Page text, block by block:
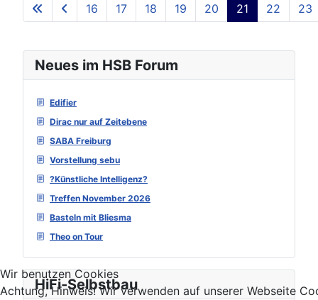
Neues im HSB Forum
Edifier
Dirac nur auf Zeitebene
SABA Freiburg
Vorstellung sebu
?Künstliche Intelligenz?
Treffen November 2026
Basteln mit Bliesma
Theo on Tour
HiFi-Selbstbau
Seite 21 von 129
16 17 18 19 20 21 22 23
Wir benutzen Cookies
Achtung, Hinweis! Wir verwenden auf unserer Webseite